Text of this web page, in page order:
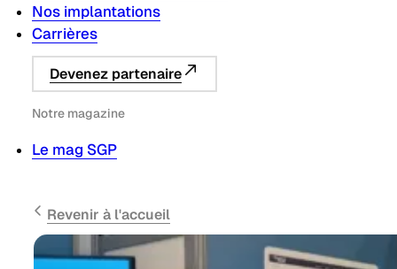
Nos implantations
Carrières
Devenez partenaire
Notre magazine
Le mag SGP
Revenir à l'accueil